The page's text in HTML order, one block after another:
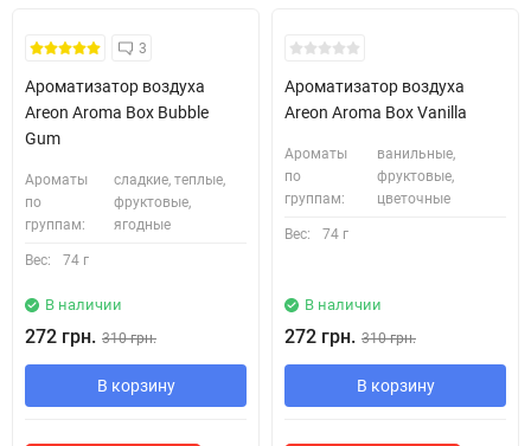
3
Ароматизатор воздуха
Areon Aroma Box Bubble
Gum
Ароматы
по
группам:
сладкие, теплые,
фруктовые,
ягодные
Вес: 74 г
В наличии
272 грн. 310 грн.
В корзину
Ароматизатор воздуха
Areon Aroma Box Vanilla
Ароматы
по
группам:
ванильные,
фруктовые,
цветочные
Вес: 74 г
В наличии
272 грн. 310 грн.
В корзину